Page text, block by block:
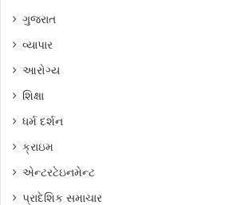
ગુજરાત
વ્યાપાર
આરોગ્ય
શિક્ષા
ધર્મ દર્શન
ક્રાઇમ
એન્ટરટેઇનમેન્ટ
પ્રાદેશિક સમાચાર